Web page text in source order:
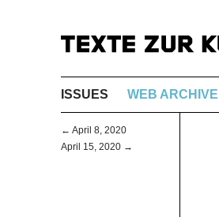
ISSUES WEB ARCHIVE
← April 8, 2020
April 15, 2020 →